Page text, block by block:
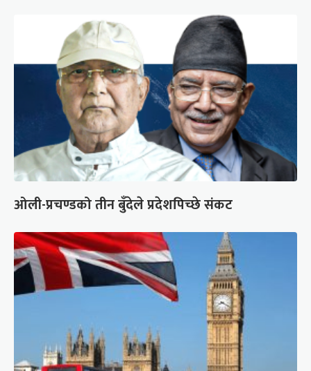
ओली-प्रचण्डको तीन बुँदेले प्रदेशपिच्छे संकट